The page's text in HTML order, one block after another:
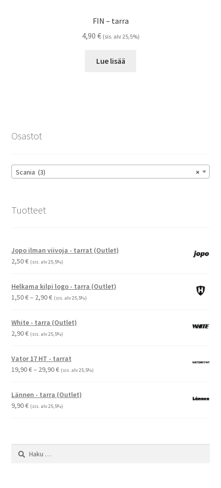
FIN – tarra
4,90 € (sis. alv 25,5%)
Lue lisää
Osastot
×
Scania (3)
Tuotteet
Jopo ilman viivoja - tarrat (Outlet)
2,50€ (sis. alv 25,5%)
Helkama kilpi logo - tarra (Outlet)
1,50€– 2,90€Hintaluokka:
-
2,90 €
(sis. alv 25,5%)
White - tarra (Outlet)
2,90€ (sis. alv 25,5%)
Vator 17 HT - tarrat
19,90€– 29,90€Hintaluokka:
-
29,90 €
(sis. alv 25,5%)
Lännen - tarra (Outlet)
9,90€ (sis. alv 25,5%)
Haku: